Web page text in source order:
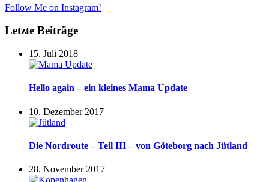
Follow Me on Instagram!
Letzte Beiträge
15. Juli 2018
Hello again – ein kleines Mama Update
10. Dezember 2017
Die Nordroute – Teil III – von Göteborg nach Jütland
28. November 2017